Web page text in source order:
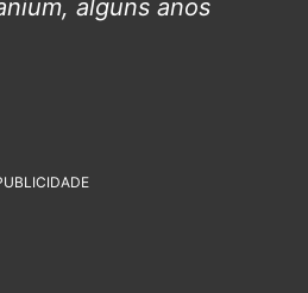
alguns anos